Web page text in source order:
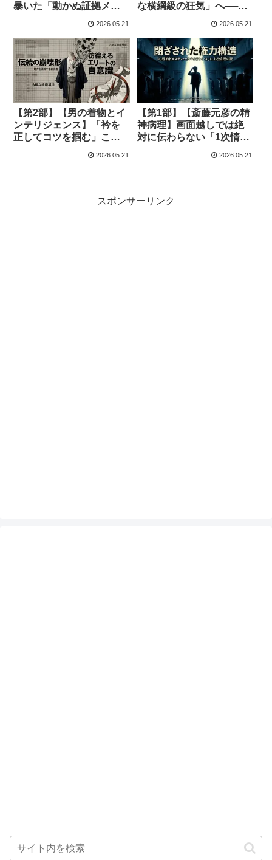
暴いた「動かぬ証拠メー
げ回る権威の末路
2026.05.21
な横綱級の狂気」へ──ネ
ックエネミーの正体
2026.05.21
【第2部】【男の着物とイ
ンテリジェンス】「衿を
正してコツを掴む」こと
2026.05.21
【第1部】【斎藤元彦の精
神病理】画面越しでは絶
対に伝わらない「1次情
恵熱を出して寝込んだの
2026.05.21
スポンサーリンク